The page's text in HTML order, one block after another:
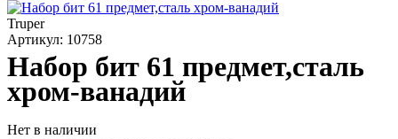
Truper
Артикул: 10758
Набор бит 61 предмет,сталь
хром-ванадий
Нет в наличии